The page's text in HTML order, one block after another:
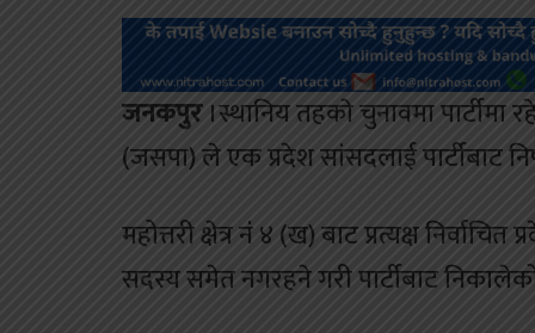
जनकपुर।स्थानिय तहकाे चुनावमा पार्टीमा
(जसपा) ले एक प्रदेश सांसदलाई पार्टीबाट
महोत्तरी क्षेत्र नंं ४ (ख) बाट प्रत्यक्ष
सदस्य समेत नगरहने गरी पार्टीबाट